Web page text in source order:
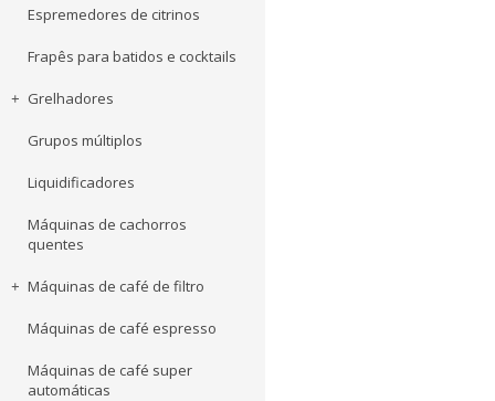
Espremedores de citrinos
Frapês para batidos e cocktails
Grelhadores
Grupos múltiplos
Liquidificadores
Máquinas de cachorros
quentes
Máquinas de café de filtro
Máquinas de café espresso
Máquinas de café super
automáticas